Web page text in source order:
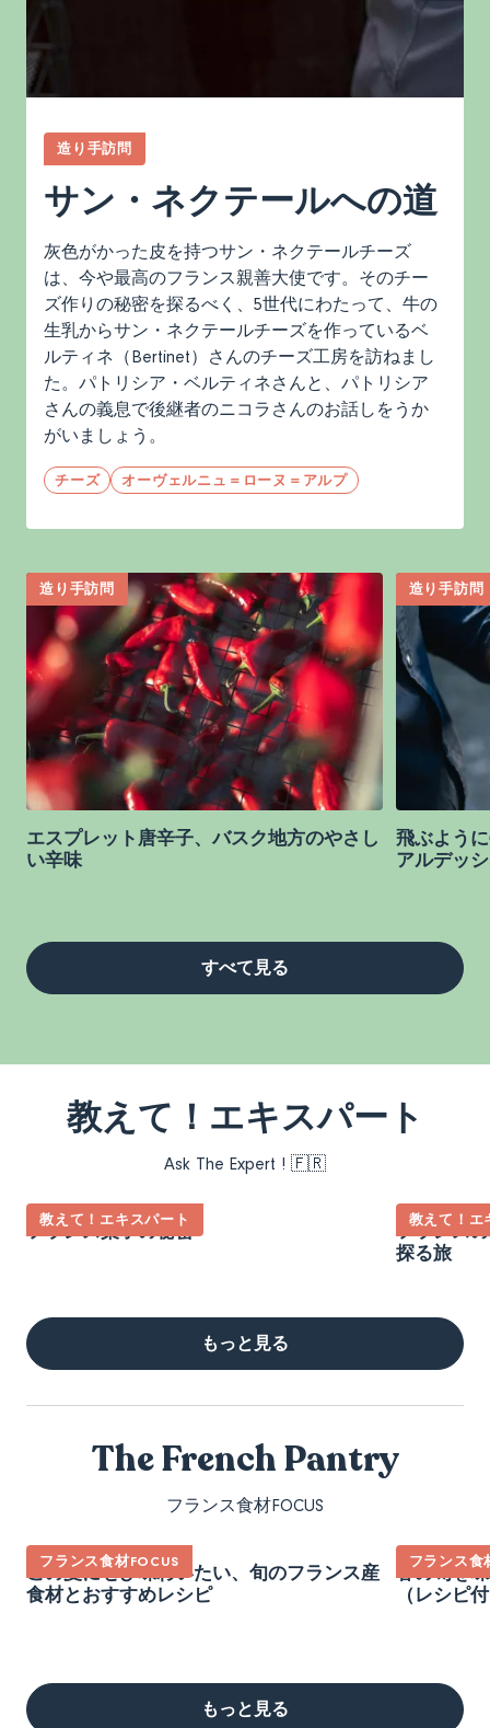
造り手訪問
サン・ネクテールへの道
灰色がかった皮を持つサン・ネクテールチーズ
は、今や最高のフランス親善大使です。そのチー
ズ作りの秘密を探るべく、5世代にわたって、牛の
生乳からサン・ネクテールチーズを作っているベ
ルティネ（Bertinet）さんのチーズ工房を訪ねまし
た。パトリシア・ベルティネさんと、パトリシア
さんの義息で後継者のニコラさんのお話しをうか
がいましょう。
チーズ オーヴェルニュ＝ローヌ＝アルプ
造り手訪問
エスプレット唐辛子、バスク地方のやさし
い辛味
造り手訪問
飛ぶよう
アルデッ
すべて見る
教えて！エキスパート
Ask The Expert ! 🇫🇷
教えて！エキスパート
フランス菓子の秘密
教えて！エ
フランス
探る旅
もっと見る
The French Pantry
フランス食材FOCUS
フランス食材FOCUS
この夏にぜひ味わいたい、旬のフランス産
食材とおすすめレシピ
フランス食
春の旬を
（レシピ
もっと見る